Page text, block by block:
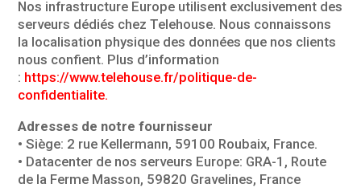
Nos infrastructure Europe utilisent exclusivement des
serveurs dédiés chez Telehouse. Nous connaissons
la localisation physique des données que nos clients
nous confient. Plus d’information
: https://www.telehouse.fr/politique-de-
confidentialite.
Adresses de notre fournisseur
• Siège: 2 rue Kellermann, 59100 Roubaix, France.
• Datacenter de nos serveurs Europe: GRA-1, Route
de la Ferme Masson, 59820 Gravelines, France